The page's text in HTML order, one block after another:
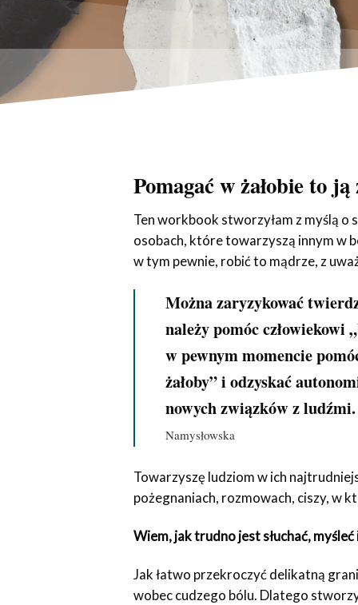
Pomagać w żałobie to
Ten workbook stworzyłam z myślą o
osobach, które towarzyszą innym w
w tym pewnie, robić to mądrze, z
Można zaryzykować
należy pomóc człowiekowi
w pewnym momencie
żałoby” i odzyskać
nowych związków z
Namysłowska
Towarzyszę ludziom w ich
pożegnaniach, rozmowach, ciszy, w
Wiem, jak trudno jest słuchać,
Jak łatwo przekroczyć delikatną
wobec cudzego bólu. Dlatego